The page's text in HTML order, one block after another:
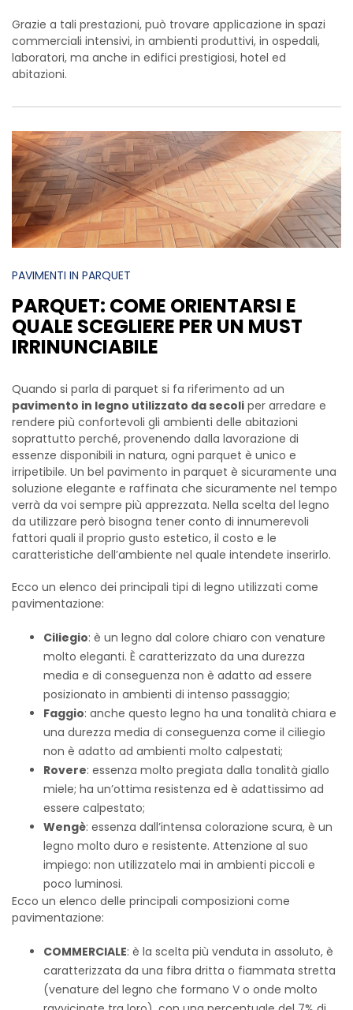
Grazie a tali prestazioni, può trovare applicazione in spazi
commerciali intensivi, in ambienti produttivi, in ospedali,
laboratori, ma anche in edifici prestigiosi, hotel ed
abitazioni.
PAVIMENTI IN PARQUET
PARQUET: COME ORIENTARSI E
QUALE SCEGLIERE PER UN MUST
IRRINUNCIABILE
Quando si parla di parquet si fa riferimento ad un
pavimento in legno utilizzato da secoli per arredare e
rendere più confortevoli gli ambienti delle abitazioni
soprattutto perché, provenendo dalla lavorazione di
essenze disponibili in natura, ogni parquet è unico e
irripetibile. Un bel pavimento in parquet è sicuramente una
soluzione elegante e raffinata che sicuramente nel tempo
verrà da voi sempre più apprezzata. Nella scelta del legno
da utilizzare però bisogna tener conto di innumerevoli
fattori quali il proprio gusto estetico, il costo e le
caratteristiche dell’ambiente nel quale intendete inserirlo.
Ecco un elenco dei principali tipi di legno utilizzati come
pavimentazione:
Ciliegio: è un legno dal colore chiaro con venature
molto eleganti. È caratterizzato da una durezza
media e di conseguenza non è adatto ad essere
posizionato in ambienti di intenso passaggio;
Faggio: anche questo legno ha una tonalità chiara e
una durezza media di conseguenza come il ciliegio
non è adatto ad ambienti molto calpestati;
Rovere: essenza molto pregiata dalla tonalità giallo
miele; ha un’ottima resistenza ed è adattissimo ad
essere calpestato;
Wengè: essenza dall’intensa colorazione scura, è un
legno molto duro e resistente. Attenzione al suo
impiego: non utilizzatelo mai in ambienti piccoli e
poco luminosi.
Ecco un elenco delle principali composizioni come
pavimentazione:
COMMERCIALE: è la scelta più venduta in assoluto, è
caratterizzata da una fibra dritta o fiammata stretta
(venature del legno che formano V o onde molto